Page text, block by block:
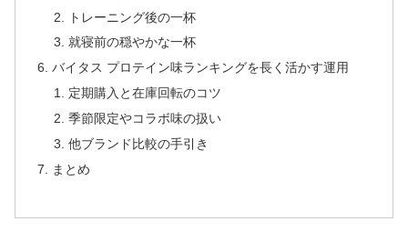
トレーニング後の一杯
就寝前の穏やかな一杯
バイタス プロテイン味ランキングを長く活かす運用
定期購入と在庫回転のコツ
季節限定やコラボ味の扱い
他ブランド比較の手引き
まとめ